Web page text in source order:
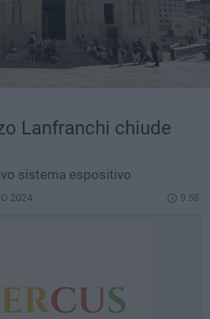
Lanfranchi chiude
sistema espositivo
2024 9.58